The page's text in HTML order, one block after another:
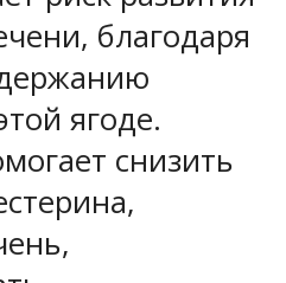
благодаря
ягоде.
снизить